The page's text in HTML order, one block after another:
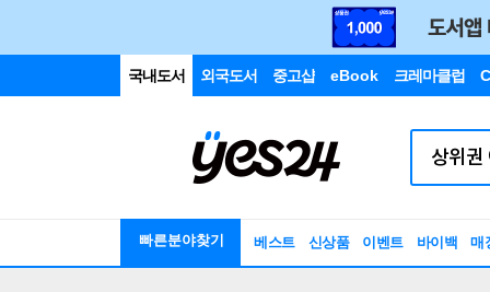
국내도서 외국도서 중고샵 eBook 크레마클럽
빠른분야찾기 베스트 신상품 이벤트 바이백 매